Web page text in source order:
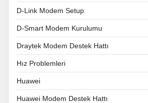
D-Link Modem Setup
D-Smart Modem Kurulumu
Draytek Modem Destek Hattı
Hız Problemleri
Huawei
Huawei Modem Destek Hattı